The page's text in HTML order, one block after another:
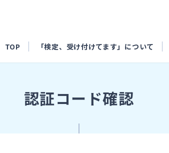
TOP 「検定、受け付けてます」について
認証コード確認